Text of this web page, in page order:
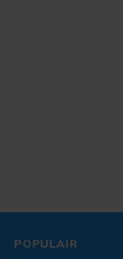
POPULAIR